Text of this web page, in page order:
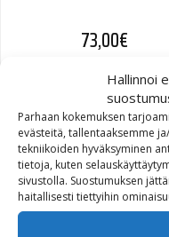
Hallinnoi
Parhaan kokemuksen
evästeitä, tallentaaksemme
tekniikoiden hyväksyminen
tietoja, kuten
sivustolla. Suostumuksen
haitallisesti tiettyihin
73,00€
KIT,BRTHR,EXTREME
ELEMENT,BLACK
(29400357)